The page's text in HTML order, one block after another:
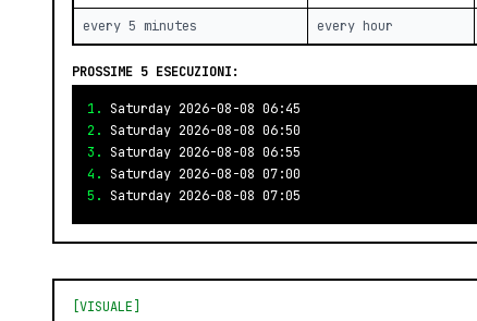
every 5 minutes every hour
PROSSIME 5 ESECUZIONI:
1.
Saturday 2026-08-08 06:45
2.
Saturday 2026-08-08 06:50
3.
Saturday 2026-08-08 06:55
4.
Saturday 2026-08-08 07:00
5.
Saturday 2026-08-08 07:05
[VISUALE]